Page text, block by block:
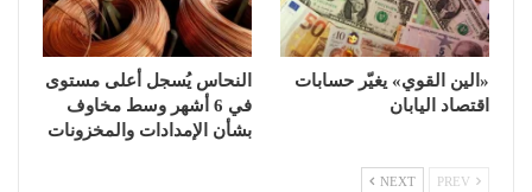
«الين القوي» يغيّر حسابات
اقتصاد اليابان
النحاس يُسجل أعلى مستوى
في 6 أشهر وسط مخاوف
بشأن الإمدادات والمخزونات
NEXT